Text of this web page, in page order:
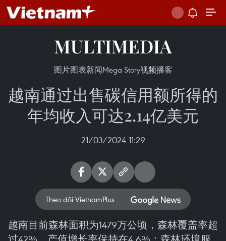
MULTIMEDIA
图片图表新闻Mega Story视频播客
越南通过出售碳信用额所得的
年均收入可达2.14亿美元
21/03/2024 11:29
Theo dõi VietnamPlus
越南目前森林面积为1479万公顷，森林覆盖率超